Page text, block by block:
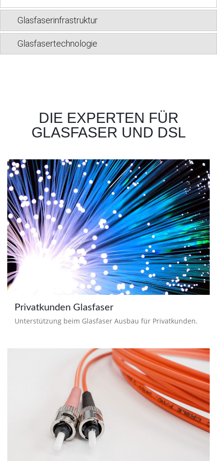
Glasfaserinfrastruktur
Glasfasertechnologie
DIE EXPERTEN FÜR
GLASFASER UND DSL
Privatkunden Glasfaser
Unterstützung beim Glasfaser Ausbau für Privatkunden.